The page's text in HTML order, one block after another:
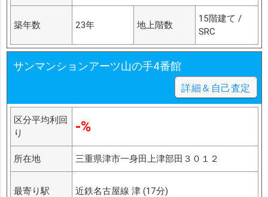
築年数 23年 地上階数
15階建て /
SRC
サンマンションアーツ山の手4番館
詳細＆自己査定
区分平均利回
り
-%
所在地 三重県津市一身田上津部田３０１２
最寄り駅 近鉄名古屋線 津 (17分)